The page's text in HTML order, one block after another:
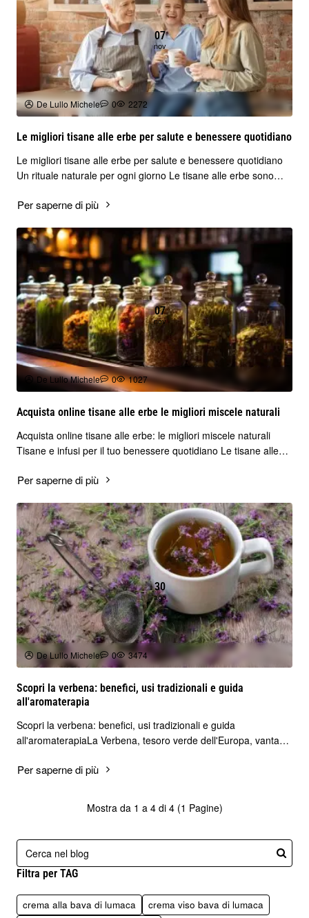
07
nov
De Lullo Michele 0 2272
Le migliori tisane alle erbe per salute e benessere quotidiano
Le migliori tisane alle erbe per salute e benessere quotidiano
Un rituale naturale per ogni giorno Le tisane alle erbe sono
Per saperne di più
07
nov
De Lullo Michele 0 1027
Acquista online tisane alle erbe le migliori miscele naturali
Acquista online tisane alle erbe: le migliori miscele naturali
Tisane e infusi per il tuo benessere quotidiano Le tisane alle
Per saperne di più
30
ago
De Lullo Michele 0 3474
Scopri la verbena: benefici, usi tradizionali e guida
all'aromaterapia
Scopri la verbena: benefici, usi tradizionali e guida
all'aromaterapiaLa Verbena, tesoro verde dell'Europa, vanta
Per saperne di più
Mostra da 1 a 4 di 4 (1 Pagine)
Filtra per TAG
crema alla bava di lumaca
crema viso bava di lumaca